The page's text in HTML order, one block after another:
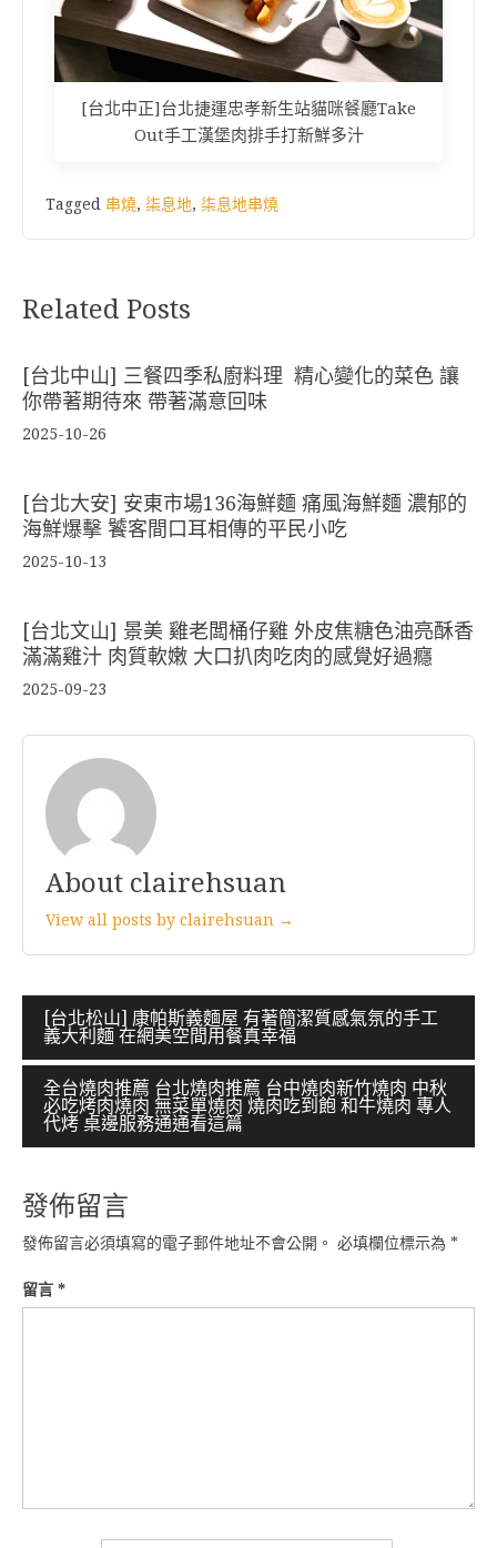
[台北中正]台北捷運忠孝新生站貓咪餐廳Take
Out手工漢堡肉排手打新鮮多汁
Tagged 串燒, 柒息地, 柒息地串燒
Related Posts
[台北中山] 三餐四季私廚料理 精心變化的菜色 讓
你帶著期待來 帶著滿意回味
2025-10-26
[台北大安] 安東市場136海鮮麵 痛風海鮮麵 濃郁的
海鮮爆擊 饕客間口耳相傳的平民小吃
2025-10-13
[台北文山] 景美 雞老闆桶仔雞 外皮焦糖色油亮酥香
滿滿雞汁 肉質軟嫩 大口扒肉吃肉的感覺好過癮
2025-09-23
About clairehsuan
View all posts by clairehsuan →
文
章
導
覽
[台北松山] 康帕斯義麵屋 有著簡潔質感氣氛的手工
義大利麵 在網美空間用餐真幸福
全台燒肉推薦 台北燒肉推薦 台中燒肉新竹燒肉 中秋
必吃烤肉燒肉 無菜單燒肉 燒肉吃到飽 和牛燒肉 專人
代烤 桌邊服務通通看這篇
發佈留言
發佈留言必須填寫的電子郵件地址不會公開。 必填欄位標示為 *
留言 *